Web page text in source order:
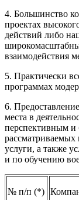
4. Большинство
проектах
действий либо
взаимодействия
5. Практически
программах
6.
места в
перспективным и
услуги, а также
и по обучению
№ п/п (*)